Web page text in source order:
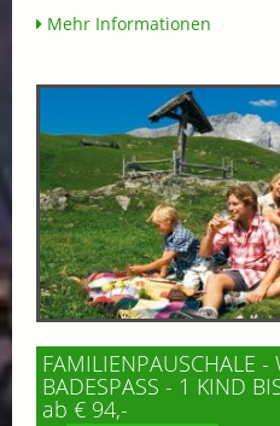
Mehr Informationen
FAMILIENPAUSCHALE -
BADESPASS - 1 KIND
ab € 94,-